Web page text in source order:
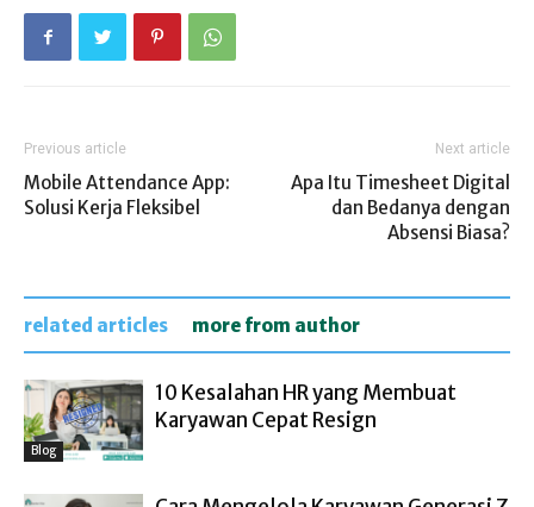
Previous article
Mobile Attendance App:
Solusi Kerja Fleksibel
Next article
Apa Itu Timesheet Digital
dan Bedanya dengan
Absensi Biasa?
related articles more from author
Blog
10 Kesalahan HR yang Membuat
Karyawan Cepat Resign